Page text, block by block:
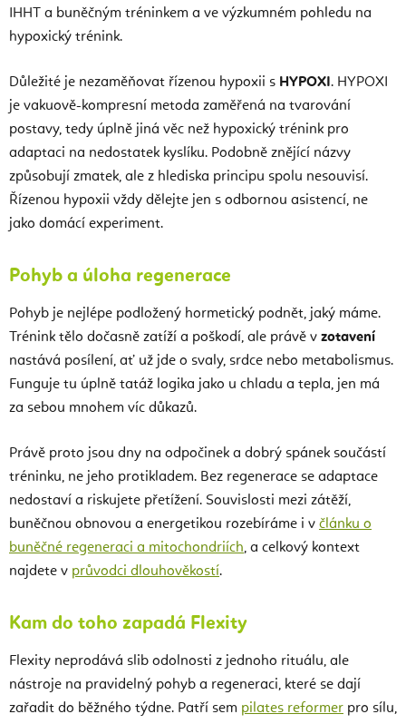
IHHT a buněčným tréninkem a ve výzkumném pohledu na
hypoxický trénink.
Důležité je nezaměňovat řízenou hypoxii s HYPOXI. HYPOXI
je vakuově-kompresní metoda zaměřená na tvarování
postavy, tedy úplně jiná věc než hypoxický trénink pro
adaptaci na nedostatek kyslíku. Podobně znějící názvy
způsobují zmatek, ale z hlediska principu spolu nesouvisí.
Řízenou hypoxii vždy dělejte jen s odbornou asistencí, ne
jako domácí experiment.
Pohyb a úloha regenerace
Pohyb je nejlépe podložený hormetický podnět, jaký máme.
Trénink tělo dočasně zatíží a poškodí, ale právě v zotavení
nastává posílení, ať už jde o svaly, srdce nebo metabolismus.
Funguje tu úplně tatáž logika jako u chladu a tepla, jen má
za sebou mnohem víc důkazů.
Právě proto jsou dny na odpočinek a dobrý spánek součástí
tréninku, ne jeho protikladem. Bez regenerace se adaptace
nedostaví a riskujete přetížení. Souvislosti mezi zátěží,
buněčnou obnovou a energetikou rozebíráme i v článku o
buněčné regeneraci a mitochondriích, a celkový kontext
najdete v průvodci dlouhověkostí.
Kam do toho zapadá Flexity
Flexity neprodává slib odolnosti z jednoho rituálu, ale
nástroje na pravidelný pohyb a regeneraci, které se dají
zařadit do běžného týdne. Patří sem pilates reformer pro sílu,